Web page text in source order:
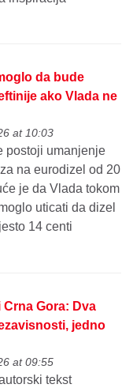
da bude
ako Vlada ne
at 10:03
postoji umanjenje
na eurodizel od 20
je da Vlada tokom
uticati da dizel
14 centi
Crna Gora: Dva
jedno
at 09:55
tekst